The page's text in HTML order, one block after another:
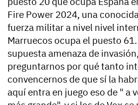
Fire Power 2024, una
fuerza militar a nivel nivel
Marruecos ocupa el puesto
supuesta amenaza de
preguntarnos por qué tanto
convencernos de que sí la
aquí entra en juego eso de " a